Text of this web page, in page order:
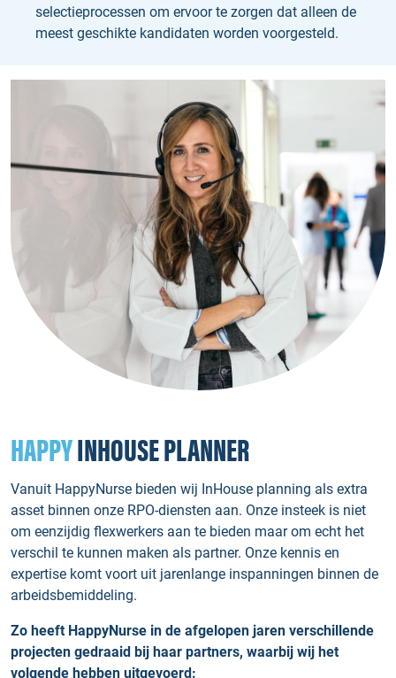
selectieprocessen om ervoor te zorgen dat alleen de
meest geschikte kandidaten worden voorgesteld.
HAPPYINHOUSE PLANNER
Vanuit HappyNurse bieden wij InHouse planning als extra
asset binnen onze RPO-diensten aan. Onze insteek is niet
om eenzijdig flexwerkers aan te bieden maar om echt het
verschil te kunnen maken als partner. Onze kennis en
expertise komt voort uit jarenlange inspanningen binnen de
arbeidsbemiddeling.
Zo heeft HappyNurse in de afgelopen jaren verschillende
projecten gedraaid bij haar partners, waarbij wij het
volgende hebben uitgevoerd: